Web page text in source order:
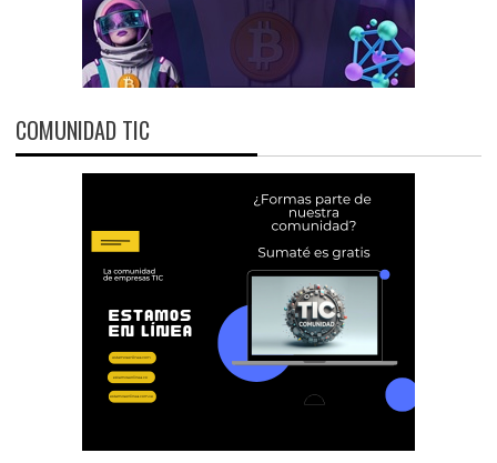
COMUNIDAD TIC